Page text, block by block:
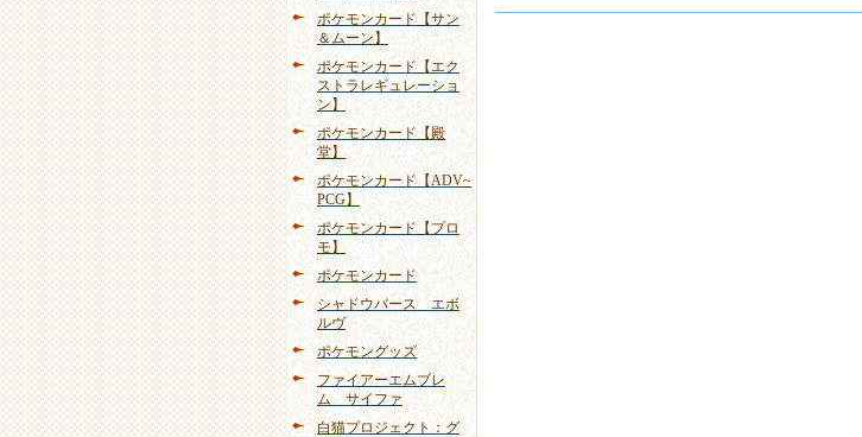
ポケモンカード【サン
＆ムーン】
ポケモンカード【エク
ストラレギュレーショ
ン】
ポケモンカード【殿
堂】
ポケモンカード【ADV~
PCG】
ポケモンカード【プロ
モ】
ポケモンカード
シャドウバース エボ
ルヴ
ポケモングッズ
ファイアーエムブレ
ム サイファ
白猫プロジェクト：グ